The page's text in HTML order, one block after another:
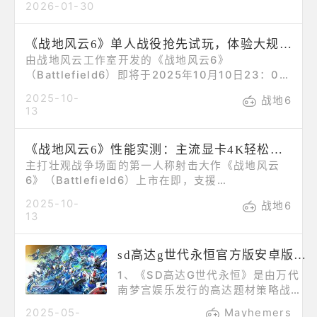
似TslGame.exe（有时是
ExecPubg.exe或反作弊组件）的
PUBG进程，但游戏窗口始终无法打
开。这通常意味着PUBG启动后在初
文件损坏/缺失、开场动画（影片）文
突、安
2026-01-30
《战地风云6》单人战役抢先试玩，体验大规模破坏和无人机等新武器
由战地风云工作室开发的《战地风云6》
（Battlefield6）即将于2025年10月10日23：00
至于久违的单人战役模式，本篇会以无剧情雷的方式
家纷纷脱离北约，仅剩美国与部分盟友疲于应对财政
不稳、代理人战争与政治争端。在这场混乱下，一个
名叫「PAX和平军团」
2025-10-
13
战地6
《战地风云6》性能实测：主流显卡4K轻松破百帧
主打壮观战争场面的第一人称射击大作《战地风云
6》（Battlefield6）上市在即，支援
一起来看看它的实机画面与性能表现吧。《战地风云
本作不支援即时光线追踪，但仍保有模拟间接光照明
与环境光遮蔽效果，光影表现搭配体积烟雾、爆破碎
片
2025-10-
13
战地6
sd高达g世代永恒官方版安卓版下载入口
1、《SD高达G世代永恒》是由万代
南梦宫娱乐发行的高达题材策略战棋
手游，2022年7月于日本上线，全球
2025-05- Mayhemers